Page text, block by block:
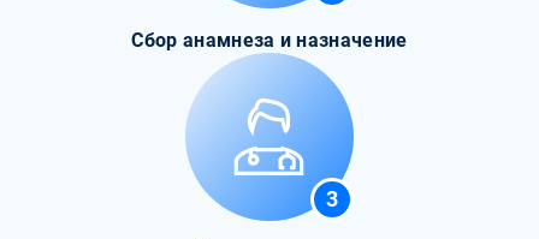
Сбор анамнеза и назначение
3